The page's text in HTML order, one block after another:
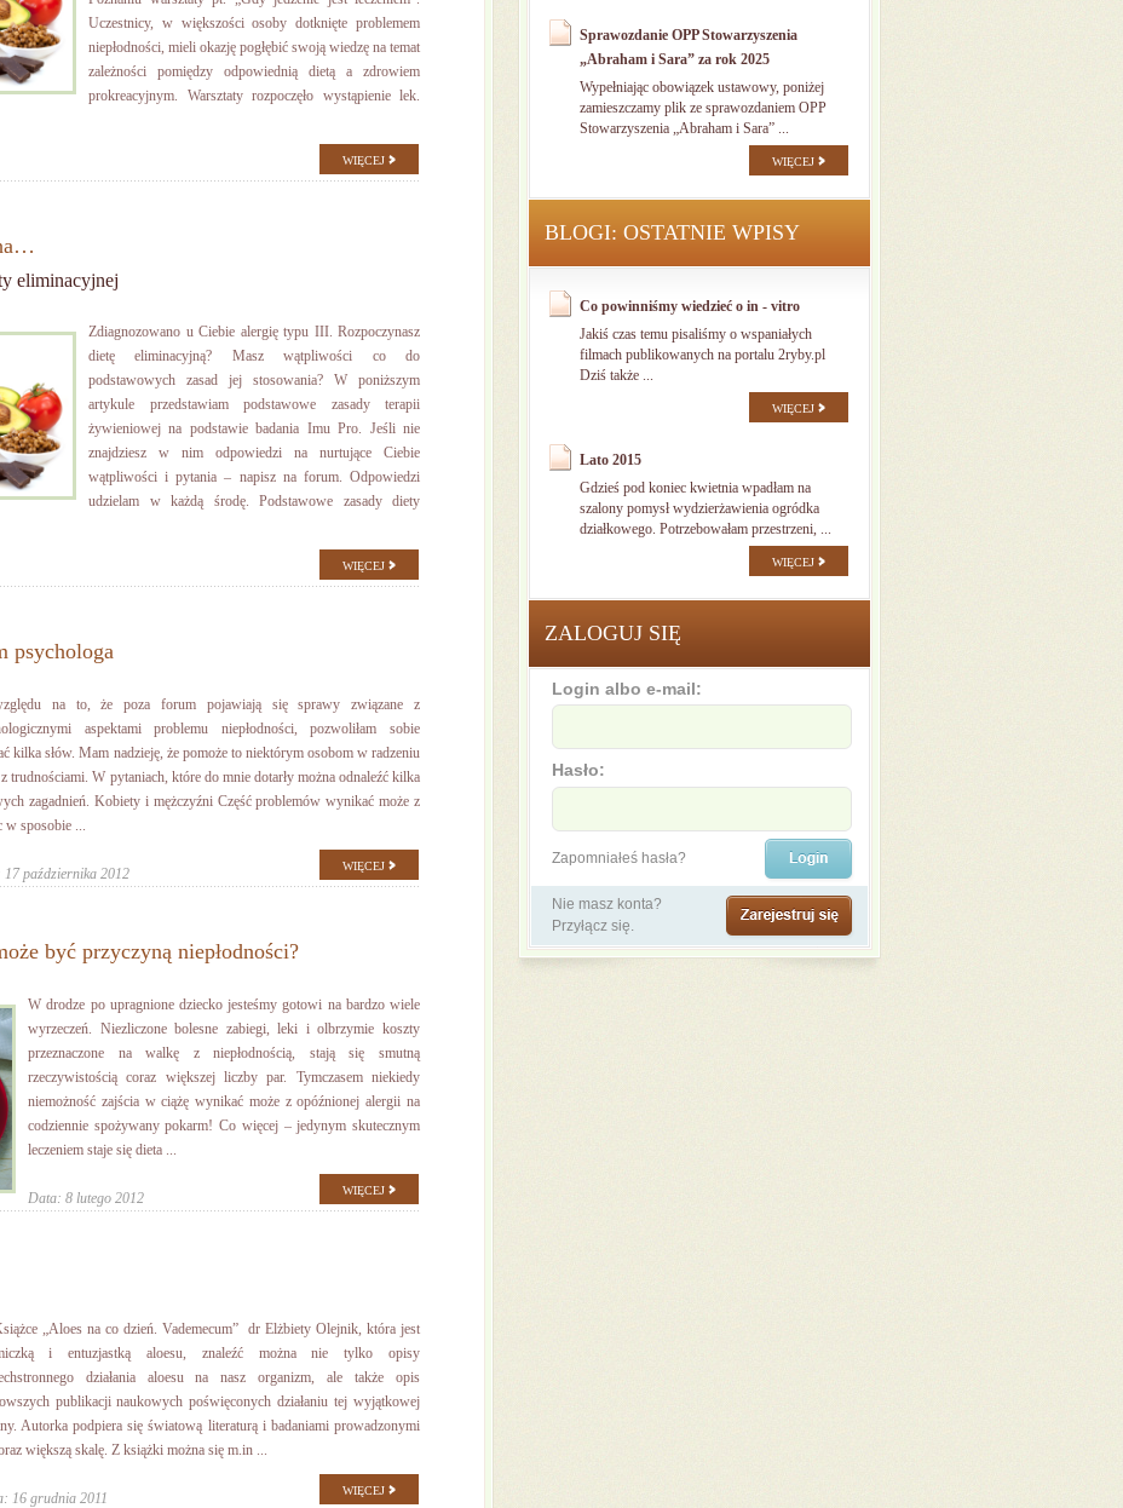
Uczestnicy, w większości osoby dotknięte problemem
niepłodności, mieli okazję pogłębić swoją wiedzę na temat
zależności pomiędzy odpowiednią dietą a zdrowiem
prokreacyjnym. Warsztaty rozpoczęło wystąpienie lek.
WIĘCEJ
eliminacyjnej
Zdiagnozowano u Ciebie alergię typu III. Rozpoczynasz
dietę eliminacyjną? Masz wątpliwości co do
podstawowych zasad jej stosowania? W poniższym
artykule przedstawiam podstawowe zasady terapii
żywieniowej na podstawie badania Imu Pro. Jeśli nie
znajdziesz w nim odpowiedzi na nurtujące Ciebie
wątpliwości i pytania – napisz na forum. Odpowiedzi
udzielam w każdą środę. Podstawowe zasady diety
WIĘCEJ
psychologa
na to, że poza forum pojawiają się sprawy związane z
aspektami problemu niepłodności, pozwoliłam sobie
kilka słów. Mam nadzieję, że pomoże to niektórym osobom w radzeniu
trudnościami. W pytaniach, które do mnie dotarły można odnaleźć kilka
zagadnień. Kobiety i mężczyźni Część problemów wynikać może z
w sposobie ...
17 października 2012 WIĘCEJ
być przyczyną niepłodności?
W drodze po upragnione dziecko jesteśmy gotowi na bardzo wiele
wyrzeczeń. Niezliczone bolesne zabiegi, leki i olbrzymie koszty
przeznaczone na walkę z niepłodnością, stają się smutną
rzeczywistością coraz większej liczby par. Tymczasem niekiedy
niemożność zajścia w ciążę wynikać może z opóźnionej alergii na
codziennie spożywany pokarm! Co więcej – jedynym skutecznym
leczeniem staje się dieta ...
Data: 8 lutego 2012 WIĘCEJ
„Aloes na co dzień. Vademecum” dr Elżbiety Olejnik, która jest
i entuzjastką aloesu, znaleźć można nie tylko opisy
działania aloesu na nasz organizm, ale także opis
publikacji naukowych poświęconych działaniu tej wyjątkowej
Autorka podpiera się światową literaturą i badaniami prowadzonymi
większą skalę. Z książki można się m.in ...
16 grudnia 2011 WIĘCEJ
Sprawozdanie OPP Stowarzyszenia
„Abraham i Sara” za rok 2025
Wypełniając obowiązek ustawowy, poniżej
zamieszczamy plik ze sprawozdaniem OPP
Stowarzyszenia „Abraham i Sara” ...
WIĘCEJ
BLOGI: OSTATNIE WPISY
Co powinniśmy wiedzieć o in - vitro
Jakiś czas temu pisaliśmy o wspaniałych
filmach publikowanych na portalu 2ryby.pl
Dziś także ...
WIĘCEJ
Lato 2015
Gdzieś pod koniec kwietnia wpadłam na
szalony pomysł wydzierżawienia ogródka
działkowego. Potrzebowałam przestrzeni, ...
WIĘCEJ
ZALOGUJ SIĘ
Login albo e-mail:
Hasło:
Zapomniałeś hasła?
Nie masz konta?
Przyłącz się.